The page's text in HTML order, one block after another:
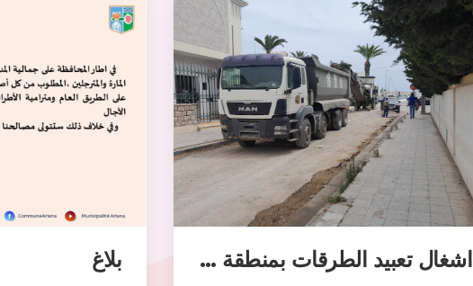
اشغال تعبيد الطرقات بمنطقة اريانة الجديدة بلاغ